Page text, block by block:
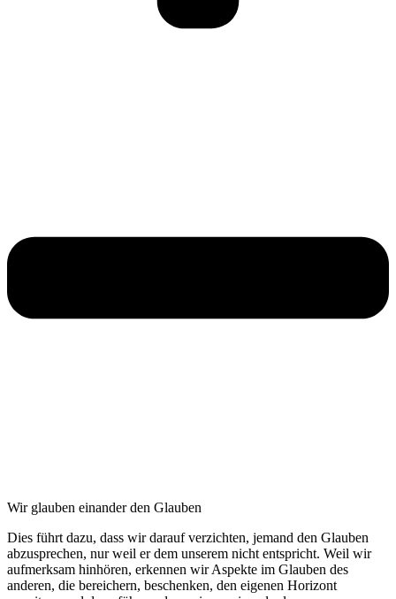
Wir glauben einander den Glauben
Dies führt dazu, dass wir darauf verzichten, jemand den Glauben
abzusprechen, nur weil er dem unserem nicht entspricht. Weil wir
aufmerksam hinhören, erkennen wir Aspekte im Glauben des
anderen, die bereichern, beschenken, den eigenen Horizont